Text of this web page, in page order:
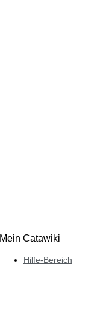
Mein Catawiki
Hilfe-Bereich